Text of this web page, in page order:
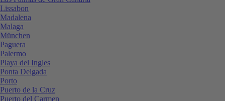
Lissabon
Madalena
Malaga
München
Paguera
Palermo
Playa del Ingles
Ponta Delgada
Porto
Puerto de la Cruz
Puerto del Carmen